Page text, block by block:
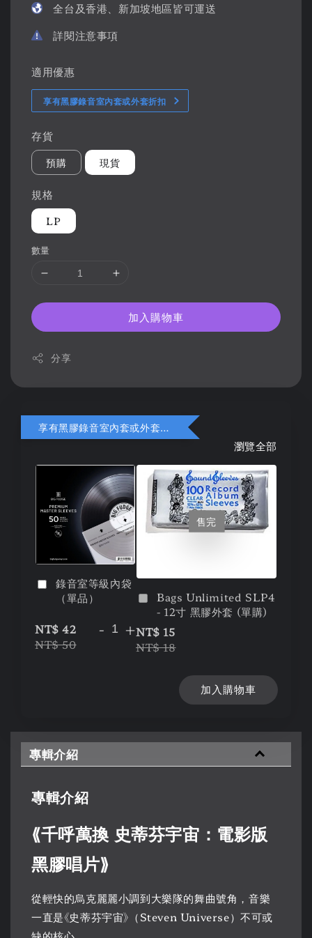
全台及香港、新加坡地區皆可運送
詳閱注意事項
適用優惠
享有黑膠錄音室內套或外套折扣
存貨
預購 現貨
規格
LP
數量
加入購物車
分享
享有黑膠錄音室內套或外套折扣
瀏覽全部
錄音室等級內袋
（單品）
NT$ 42
NT$ 50
- +
售完
Bags Unlimited SLP4
- 12寸 黑膠外套 (單購)
NT$ 15
NT$ 18
加入購物車
專輯介紹
專輯介紹
⟪千呼萬換 史蒂芬宇宙：電影版
黑膠唱片⟫
從輕快的烏克麗麗小調到大樂隊的舞曲號角，音樂
一直是《史蒂芬宇宙》（Steven Universe）不可或